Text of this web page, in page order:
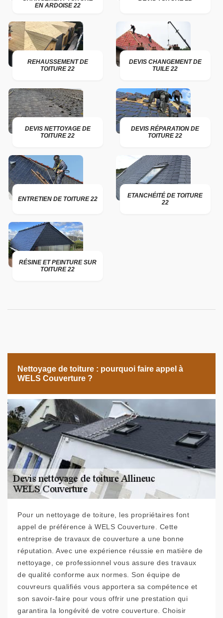
EN ARDOISE 22
REHAUSSEMENT DE
TOITURE 22
DEVIS CHANGEMENT DE
TUILE 22
DEVIS NETTOYAGE DE
TOITURE 22
DEVIS RÉPARATION DE
TOITURE 22
ENTRETIEN DE TOITURE 22
ETANCHÉITÉ DE TOITURE
22
RÉSINE ET PEINTURE SUR
TOITURE 22
Nettoyage de toiture : pourquoi faire appel à
WELS Couverture ?
Pour un nettoyage de toiture, les propriétaires font
appel de préférence à WELS Couverture. Cette
entreprise de travaux de couverture a une bonne
réputation. Avec une expérience réussie en matière de
nettoyage, ce professionnel vous assure des travaux
de qualité conforme aux normes. Son équipe de
couvreurs qualifiés vous apportera sa compétence et
son savoir-faire pour vous offrir une prestation qui
garantira la longévité de votre couverture. Choisir